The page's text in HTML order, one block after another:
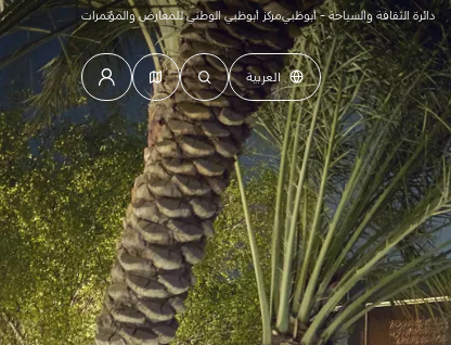
دائرة الثقافة والسياحة - أبوظبيمركز أبوظبي الوطني للمعارض والمؤتمرات
العربية